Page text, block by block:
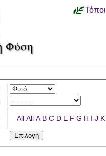
Τόποι
All All A B C D E F G H I J K